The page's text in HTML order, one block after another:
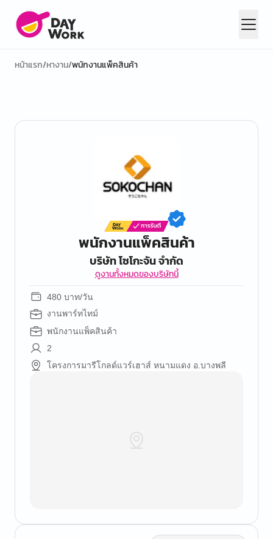
หน้าแรก/หางาน/พนักงานแพ็คสินค้า
พนักงานแพ็คสินค้า
บริษัท โซโกะจัน จำกัด
ดูงานทั้งหมดของบริษัทนี้
480 บาท/วัน
งานพาร์ทไทม์
พนักงานแพ็คสินค้า
2
โครงการมารีโกลด์แวร์เฮาส์ หนามแดง อ.บางพลี